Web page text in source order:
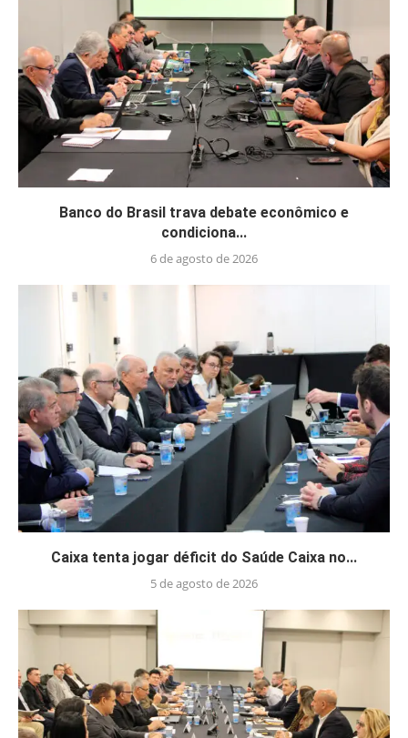
Banco do Brasil trava debate econômico e
condiciona...
6 de agosto de 2026
Caixa tenta jogar déficit do Saúde Caixa no...
5 de agosto de 2026